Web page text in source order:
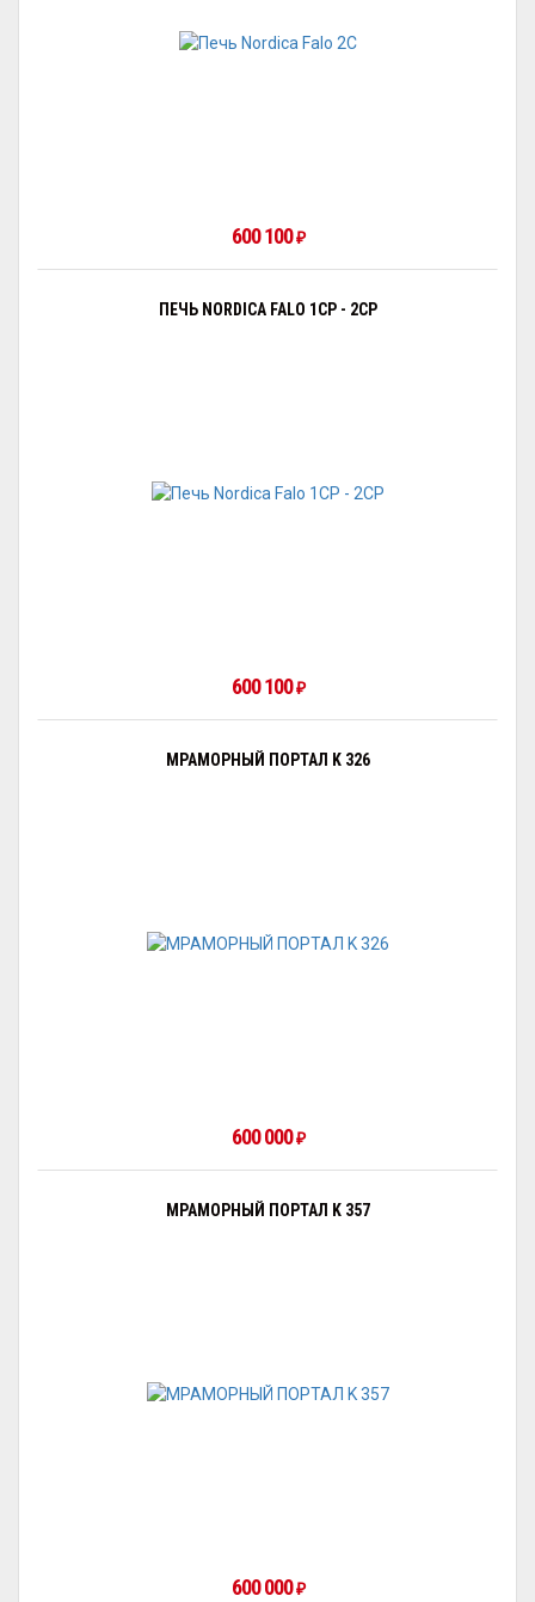
600 100₽
ПЕЧЬ NORDICA FALO 1CP - 2CP
600 100₽
МРАМОРНЫЙ ПОРТАЛ K 326
600 000₽
МРАМОРНЫЙ ПОРТАЛ K 357
600 000₽